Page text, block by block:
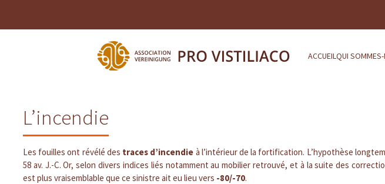
ACCUEIL QUI
L’incendie
Les fouilles ont révélé des traces d’incendie à l’intérieur de la fortification. L’hypothèse
58 av. J.-C. Or, selon divers indices liés notamment au mobilier retrouvé, et à la suite des
est plus vraisemblable que ce sinistre ait eu lieu vers -80/-70.